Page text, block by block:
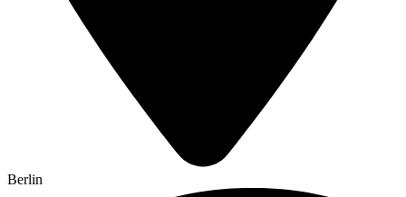
Berlin